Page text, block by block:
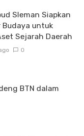
Sleman Siapkan
Budaya untuk
Sejarah Daerah
0
BTN dalam